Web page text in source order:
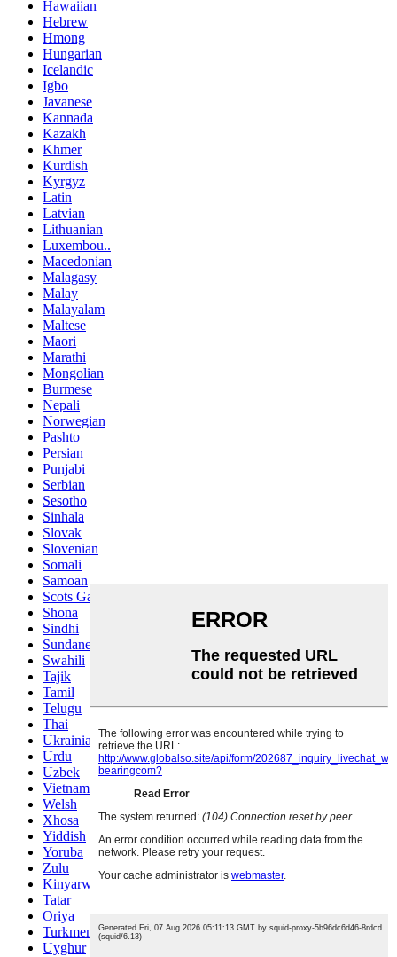
Hawaiian
Hebrew
Hmong
Hungarian
Icelandic
Igbo
Javanese
Kannada
Kazakh
Khmer
Kurdish
Kyrgyz
Latin
Latvian
Lithuanian
Luxembou..
Macedonian
Malagasy
Malay
Malayalam
Maltese
Maori
Marathi
Mongolian
Burmese
Nepali
Norwegian
Pashto
Persian
Punjabi
Serbian
Sesotho
Sinhala
Slovak
Slovenian
Somali
Samoan
Scots Gaelic
Shona
Sindhi
Sundanese
Swahili
Tajik
Tamil
Telugu
Thai
Ukrainian
Urdu
Uzbek
Vietnamese
Welsh
Xhosa
Yiddish
Yoruba
Zulu
Kinyarwanda
Tatar
Oriya
Turkmen
Uyghur